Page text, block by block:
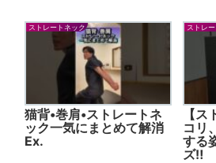
ストレートネック
猫背•巻肩•ストレートネ
ック一気にまとめて解消
Ex.
ストレ
【
コリ
する
ズ‼️